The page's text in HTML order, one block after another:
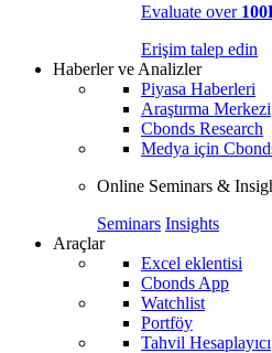
Evaluate over
Erişim talep edin
Haberler ve Analizler
Piyasa Haberleri
Araştırma Merkezi
Cbonds Research
Medya için
Online Seminars &
Seminars Insights
Araçlar
Excel eklentisi
Cbonds App
Watchlist
Portföy
Tahvil Hesaplayıcı